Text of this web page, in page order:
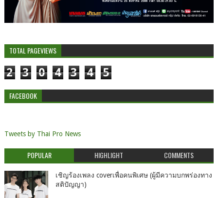
TOTAL PAGEVIEWS
2 3 0 4 3 4 5
FACEBOOK
Tweets by Thai Pro News
POPULAR HIGHLIGHT COMMENTS
เชิญร้องเพลง coverเพื่อคนพิเศษ (ผู้มีความบกพร่องทาง
สติปัญญา)